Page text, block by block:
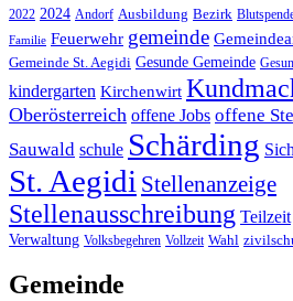
2022 2024 Andorf Ausbildung Bezirk
Familie Feuerwehr gemeinde
Gemeinde St. Aegidi Gesunde Gemeinde
kindergarten Kirchenwirt
Oberösterreich offene Jobs offene
Sauwald schule Schärding
St. Aegidi Stellenanzeige
Stellenausschreibung Teilzeit
Verwaltung Volksbegehren Vollzeit Wahl
Gemeinde